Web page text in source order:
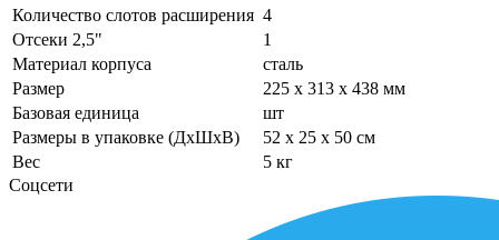
Количество слотов расширения 4
Отсеки 2,5"
1
Материал корпуса
сталь
Размер
225 x 313 x 438 мм
Базовая единица
шт
Размеры в упаковке (ДхШхВ)
52 x 25 x 50 см
Вес
5 кг
Соцсети